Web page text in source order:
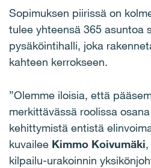
Sopimuksen piirissä on
tulee yhteensä 365 asuntoa
pysäköintihalli, joka
kahteen kerrokseen.
”Olemme iloisia, että
merkittävässä roolissa
kehittymistä entistä
kuvailee Kimmo Koivumäki
kilpailu-urakoinnin